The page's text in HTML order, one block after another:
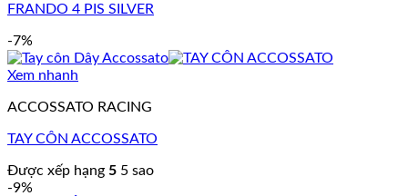
FRANDO 4 PIS SILVER
-7%
Xem nhanh
ACCOSSATO RACING
TAY CÔN ACCOSSATO
Được xếp hạng 5 5 sao
-9%